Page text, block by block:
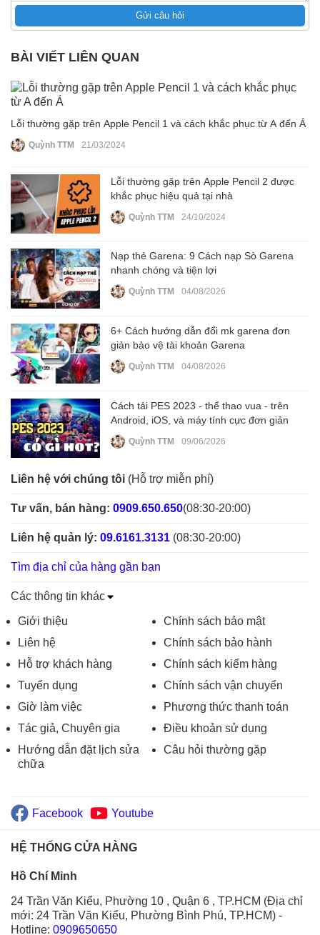
Gửi câu hỏi
BÀI VIẾT LIÊN QUAN
Lỗi thường gặp trên Apple Pencil 1 và cách khắc phục từ A đến Á
Quỳnh TTM 21/03/2024
Lỗi thường gặp trên Apple Pencil 2 được
khắc phục hiệu quả tại nhà
Quỳnh TTM 24/10/2024
Nạp thẻ Garena: 9 Cách nạp Sò Garena
nhanh chóng và tiện lợi
Quỳnh TTM 04/08/2026
6+ Cách hướng dẫn đổi mk garena đơn
giản bảo vệ tài khoản Garena
Quỳnh TTM 04/08/2026
Cách tải PES 2023 - thể thao vua - trên
Android, iOS, và máy tính cực đơn giản
Quỳnh TTM 09/06/2026
Liên hệ với chúng tôi (Hỗ trợ miễn phí)
Tư vấn, bán hàng: 0909.650.650(08:30-20:00)
Liên hệ quản lý: 09.6161.3131 (08:30-20:00)
Tìm địa chỉ của hàng gần bạn
Các thông tin khác
Giới thiệu
Liên hệ
Hỗ trợ khách hàng
Tuyển dụng
Giờ làm việc
Tác giả, Chuyên gia
Hướng dẫn đặt lịch sửa
chữa
Chính sách bảo mật
Chính sách bảo hành
Chính sách kiểm hàng
Chính sách vận chuyển
Phương thức thanh toán
Điều khoản sử dụng
Câu hỏi thường gặp
Facebook Youtube
HỆ THỐNG CỬA HÀNG
Hồ Chí Minh
24 Trần Văn Kiểu, Phường 10 , Quận 6 , TP.HCM (Địa chỉ
mới: 24 Trần Văn Kiểu, Phường Bình Phú, TP.HCM) -
Hotline: 0909650650